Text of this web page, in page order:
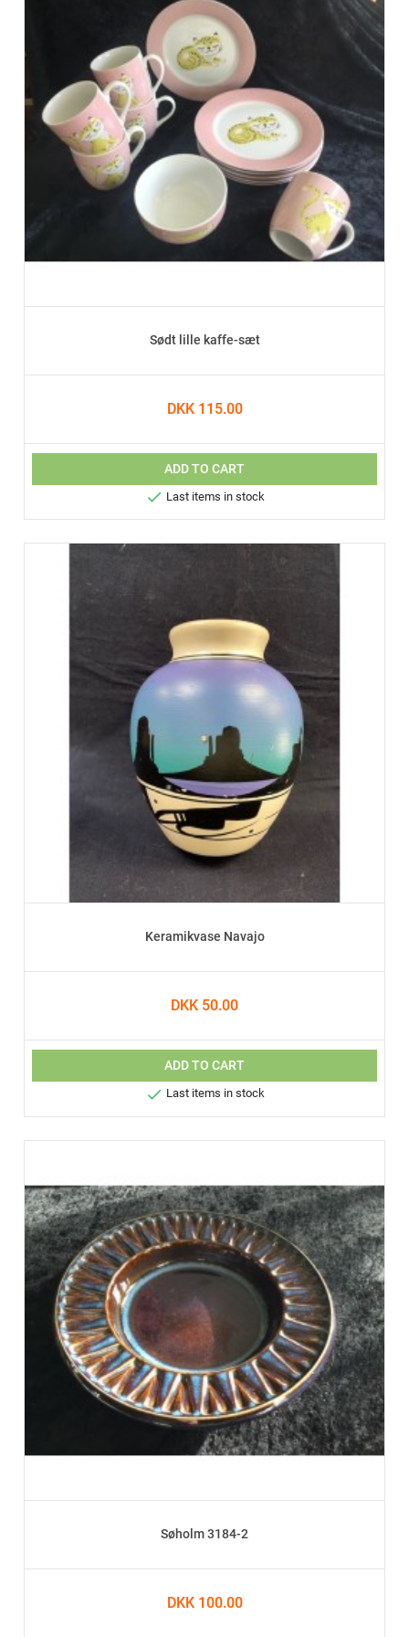
Sødt lille kaffe-sæt
DKK 115.00
ADD TO CART
 Last items in stock
Keramikvase Navajo
DKK 50.00
ADD TO CART
 Last items in stock
Søholm 3184-2
DKK 100.00